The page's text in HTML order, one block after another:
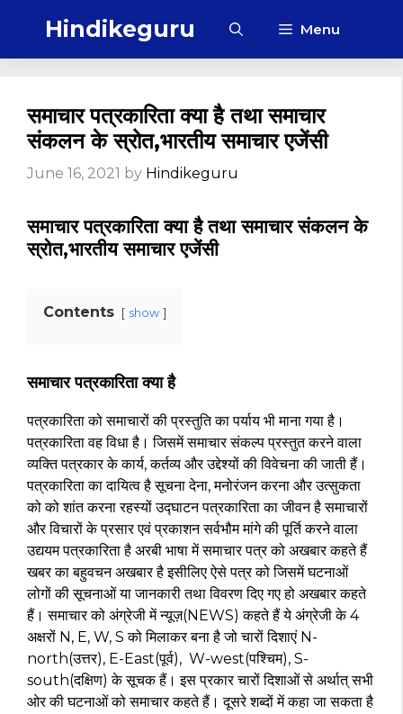
Hindikeguru Menu
समाचार पत्रकारिता क्या है तथा समाचार
संकलन के स्रोत,भारतीय समाचार एजेंसी
June 16, 2021 by Hindikeguru
समाचार पत्रकारिता क्या है तथा समाचार संकलन के
स्रोत,भारतीय समाचार एजेंसी
Contents show
समाचार पत्रकारिता क्या है
पत्रकारिता को समाचारों की प्रस्तुति का पर्याय भी माना गया है।
पत्रकारिता वह विधा है। जिसमें समाचार संकल्प प्रस्तुत करने वाला
व्यक्ति पत्रकार के कार्य, कर्तव्य और उद्देश्यों की विवेचना की जाती हैं।
पत्रकारिता का दायित्व है सूचना देना, मनोरंजन करना और उत्सुकता
को को शांत करना रहस्यों उद्घाटन पत्रकारिता का जीवन है समाचारों
और विचारों के प्रसार एवं प्रकाशन सर्वभौम मांगे की पूर्ति करने वाला
उद्ययम पत्रकारिता है अरबी भाषा में समाचार पत्र को अखबार कहते हैं
खबर का बहुवचन अखबार है इसीलिए ऐसे पत्र को जिसमें घटनाओं
लोगों की सूचनाओं या जानकारी तथा विवरण दिए गए हो अखबार कहते
हैं। समाचार को अंग्रेजी में न्यूज़(NEWS) कहते हैं ये अंग्रेजी के 4
अक्षरों N, E, W, S को मिलाकर बना है जो चारों दिशाएं N-
north(उत्तर), E-East(पूर्व), W-west(पश्चिम), S-
south(दक्षिण) के सूचक हैं। इस प्रकार चारों दिशाओं से अर्थात् सभी
ओर की घटनाओं को समाचार कहते हैं। दूसरे शब्दों में कहा जा सकता है